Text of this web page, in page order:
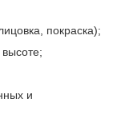
покраска);
и